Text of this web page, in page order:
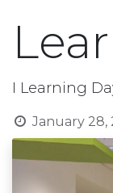
I Learning
January 28,